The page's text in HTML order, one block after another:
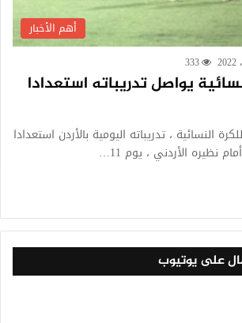
أهم الأخبار
333
يواصل تدريباته استعدادا
النسائية ، تدريباته اليومية بالأردن استعدادا
نظيره الأردني ، يوم 11…
على يوتيوب